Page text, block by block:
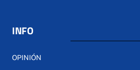
INFO
OPINIÓN